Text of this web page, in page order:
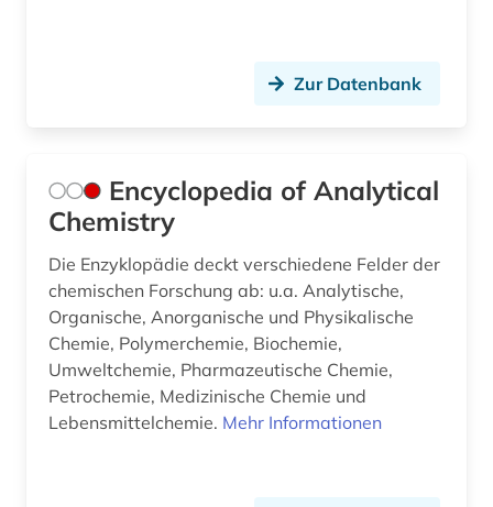
Zur Datenbank
Encyclopedia of Analytical
Chemistry
Die Enzyklopädie deckt verschiedene Felder der
chemischen Forschung ab: u.a. Analytische,
Organische, Anorganische und Physikalische
Chemie, Polymerchemie, Biochemie,
Umweltchemie, Pharmazeutische Chemie,
Petrochemie, Medizinische Chemie und
Lebensmittelchemie. Mehr Informationen